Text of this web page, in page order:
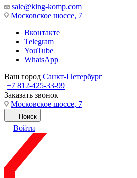
sale@king-komp.com
Московское шоссе, 7
Вконтакте
Telegram
YouTube
WhatsApp
Ваш город Санкт-Петербург
+7 812-425-33-99
Заказать звонок
Московское шоссе, 7
Поиск
Войти